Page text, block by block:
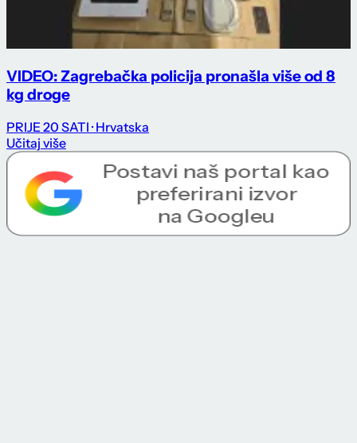
VIDEO: Zagrebačka policija pronašla više od 8
kg droge
PRIJE 20 SATI · Hrvatska
Učitaj više